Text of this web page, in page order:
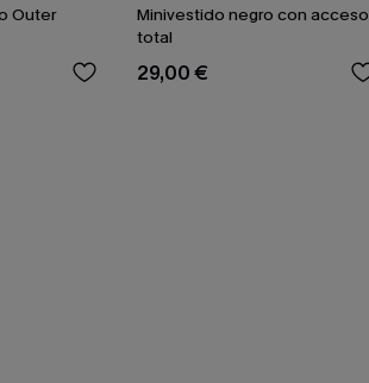
Outer
Minivestido negro con acceso
total
29,00 €